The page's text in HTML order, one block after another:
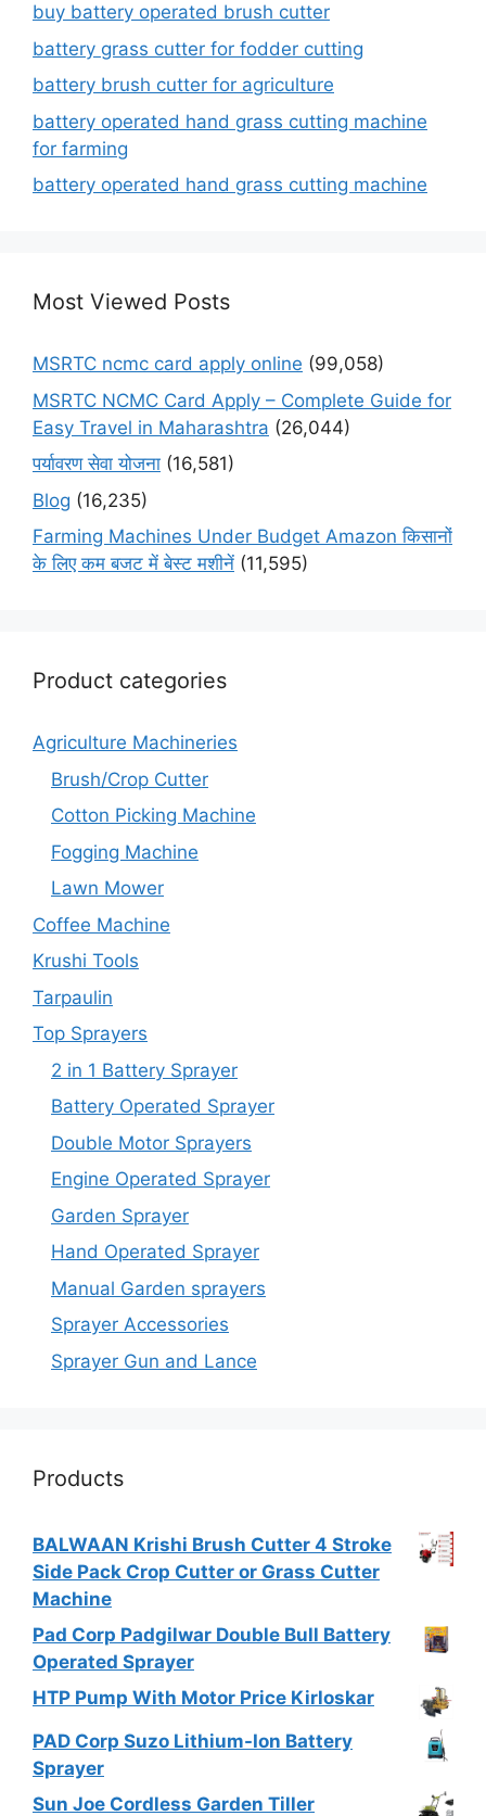
buy battery operated brush cutter
battery grass cutter for fodder cutting
battery brush cutter for agriculture
battery operated hand grass cutting machine
for farming
battery operated hand grass cutting machine
Most Viewed Posts
MSRTC ncmc card apply online (99,058)
MSRTC NCMC Card Apply – Complete Guide for
Easy Travel in Maharashtra (26,044)
पर्यावरण सेवा योजना (16,581)
Blog (16,235)
Farming Machines Under Budget Amazon किसानों
के लिए कम बजट में बेस्ट मशीनें (11,595)
Product categories
Agriculture Machineries
Brush/Crop Cutter
Cotton Picking Machine
Fogging Machine
Lawn Mower
Coffee Machine
Krushi Tools
Tarpaulin
Top Sprayers
2 in 1 Battery Sprayer
Battery Operated Sprayer
Double Motor Sprayers
Engine Operated Sprayer
Garden Sprayer
Hand Operated Sprayer
Manual Garden sprayers
Sprayer Accessories
Sprayer Gun and Lance
Products
BALWAAN Krishi Brush Cutter 4 Stroke
Side Pack Crop Cutter or Grass Cutter
Machine
Pad Corp Padgilwar Double Bull Battery
Operated Sprayer
HTP Pump With Motor Price Kirloskar
PAD Corp Suzo Lithium-Ion Battery
Sprayer
Sun Joe Cordless Garden Tiller